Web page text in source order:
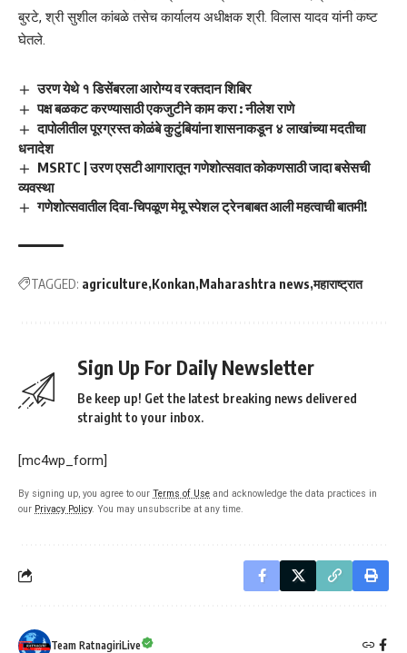
बुरटे, श्री सुशील कांबळे तसेच कार्यालय अधीक्षक श्री. विलास यादव यांनी कष्ट
घेतले.
उरण येथे १ डिसेंबरला आरोग्य व रक्तदान शिबिर
पक्ष बळकट करण्यासाठी एकजुटीने काम करा : नीलेश राणे
दापोलीतील पूरग्रस्त कोळंबे कुटुंबियांना शासनाकडून ४ लाखांच्या मदतीचा
धनादेश
MSRTC | उरण एसटी आगारातून गणेशोत्सवात कोकणसाठी जादा बसेसची
व्यवस्था
गणेशोत्सवातील दिवा-चिपळूण मेमू स्पेशल ट्रेनबाबत आली महत्वाची बातमी!
TAGGED: agriculture Konkan Maharashtra news महाराष्ट्रात
Sign Up For Daily Newsletter
Be keep up! Get the latest breaking news delivered
straight to your inbox.
[mc4wp_form]
By signing up, you agree to our Terms of Use and acknowledge the data practices in
our Privacy Policy. You may unsubscribe at any time.
Team RatnagiriLive